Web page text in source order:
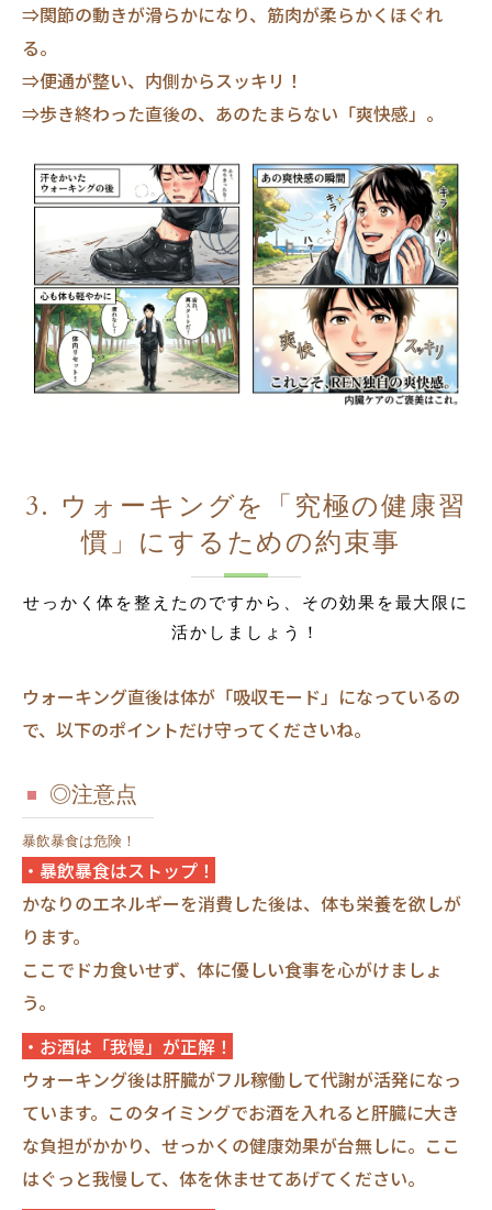
⇒関節の動きが滑らかになり、筋肉が柔らかくほぐれ
る。
⇒便通が整い、内側からスッキリ！
⇒歩き終わった直後の、あのたまらない「爽快感」。
3. ウォーキングを「究極の健康習
慣」にするための約束事
せっかく体を整えたのですから、その効果を最大限に
活かしましょう！
ウォーキング直後は体が「吸収モード」になっているの
で、以下のポイントだけ守ってくださいね。
◎注意点
暴飲暴食は危険！
・暴飲暴食はストップ！
かなりのエネルギーを消費した後は、体も栄養を欲しが
ります。
ここでドカ食いせず、体に優しい食事を心がけましょ
う。
・お酒は「我慢」が正解！
ウォーキング後は肝臓がフル稼働して代謝が活発になっ
ています。このタイミングでお酒を入れると肝臓に大き
な負担がかかり、せっかくの健康効果が台無しに。ここ
はぐっと我慢して、体を休ませてあげてください。